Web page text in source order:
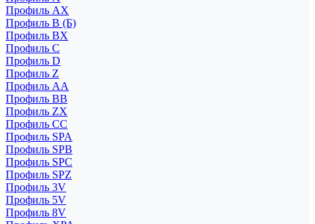
Профиль AX
Профиль B (Б)
Профиль BX
Профиль C
Профиль D
Профиль Z
Профиль АА
Профиль BB
Профиль ZX
Профиль CC
Профиль SPA
Профиль SPB
Профиль SPC
Профиль SPZ
Профиль 3V
Профиль 5V
Профиль 8V